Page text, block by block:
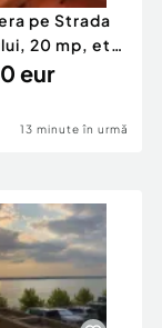
pe Strada
20 mp, etaj
eur
13 minute în urmă